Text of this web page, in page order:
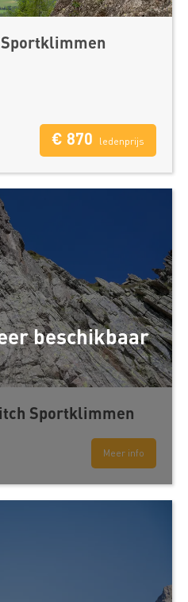
€ 870 ledenprijs
beschikbaar
Sportklimmen
Meer info